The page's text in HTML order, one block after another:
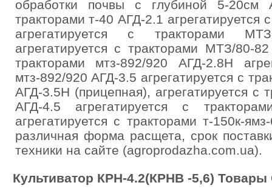
обработки почвы с глубиной 5-20см
тракторами т-40 АГД-2.1
агрегатируется с тракторами
агрегатируется с тракторами МТЗ/80-
тракторами мтз-892/920 АГД-2.8Н
мтз-892/920 АГД-3.5 агрегатируется с
АГД-3.5Н (прицепная), агрегатируется с
АГД-4.5 агрегатируется с
агрегатируется с тракторами т-150к-
различная форма расщета, срок
техники на сайте (agroprodazha.com.ua).
Культиватор КРН-4.2(КРНВ -5,6)